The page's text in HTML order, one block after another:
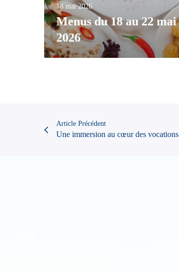
18 mai 2026
Menus du 18 au 22 mai
2026
Article Précédent
Une immersion au cœur des vocations